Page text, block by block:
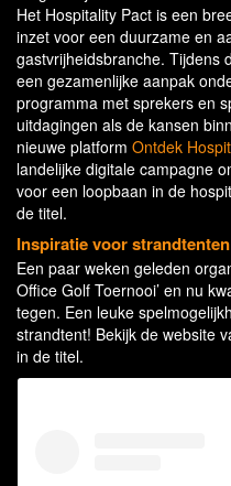
Het Hospitality Pact is een
inzet voor een duurzame en
gastvrijheidsbranche. Tijdens
een gezamenlijke aanpak
programma met sprekers en
uitdagingen als de kansen
nieuwe platform Ontdek
landelijke digitale campagne
voor een loopbaan in de
de titel.
Inspiratie voor
Een paar weken geleden
Office Golf Toernooi’ en nu
tegen. Een leuke
strandtent! Bekijk de website
in de titel.